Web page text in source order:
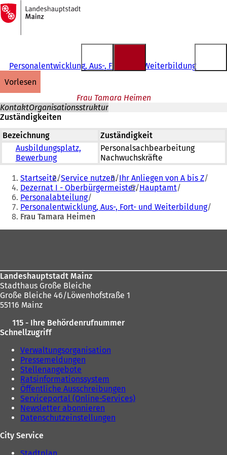
Inhalt anspringen
Zur
Startseite
Personalentwicklung, Aus-, Fort- und Weiterbildung
vorlesen
Frau Tamara Heimen
KontaktOrganisationsstruktur
Zuständigkeiten
Bezeichnung
Zuständigkeit
Ausbildungsplatz,
Bewerbung
Personalsachbearbeitung
Nachwuchskräfte
Sie
befinden
sich
hier:
Startseite Service nutzen Ihr Anliegen von A bis Z
Dezernat I - Oberbürgermeister Hauptamt
Personalabteilung
Personalentwicklung, Aus-, Fort- und Weiterbildung
Frau Tamara Heimen
Landeshauptstadt Mainz
Stadthaus Große Bleiche
Große Bleiche 46/Löwenhofstraße 1
55116 Mainz
115 - Ihre Behördenrufnummer
Schnellzugriff
Verwaltungsorganisation
Pressemeldungen
Stellenangebote
Ratsinformationssystem
Öffentliche Ausschreibungen
Serviceportal (Online-Services)
Newsletter abonnieren
Datenschutzeinstellungen
City Service